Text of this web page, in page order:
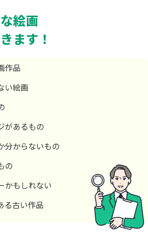
絵画
ます！
作品
い絵画
があるもの
分からないもの
の
かもしれない
る古い作品